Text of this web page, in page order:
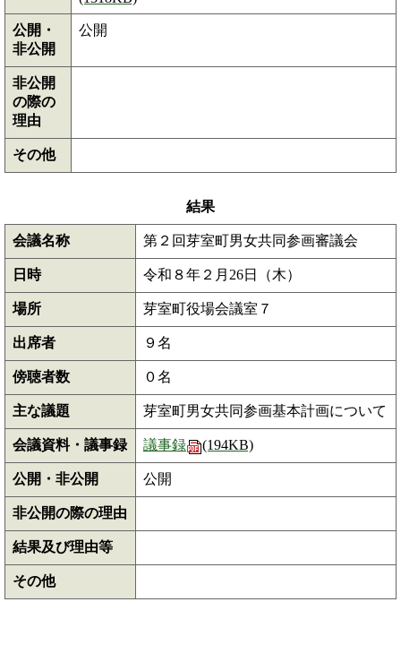
公開・
非公開
公開
非公開
の際の
理由
その他
結果
会議名称 第２回芽室町男女共同参画審議会
日時 令和８年２月26日（木）
場所 芽室町役場会議室７
出席者 ９名
傍聴者数 ０名
主な議題 芽室町男女共同参画基本計画について
会議資料・議事録 議事録 (194KB)
公開・非公開 公開
非公開の際の理由
結果及び理由等
その他